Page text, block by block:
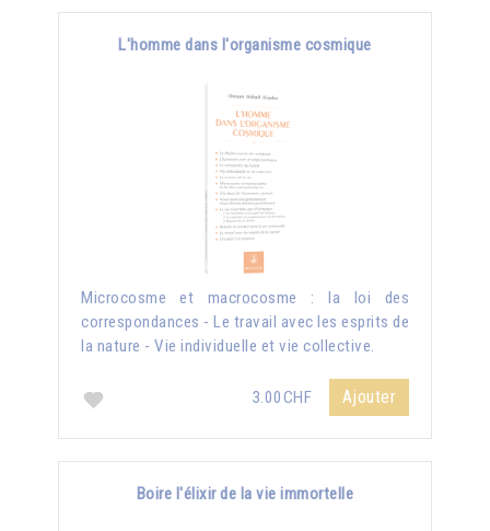
L'homme dans l'organisme cosmique
Microcosme et macrocosme : la loi des
correspondances - Le travail avec les esprits de
la nature - Vie individuelle et vie collective.
3.00CHF Ajouter
Boire l'élixir de la vie immortelle